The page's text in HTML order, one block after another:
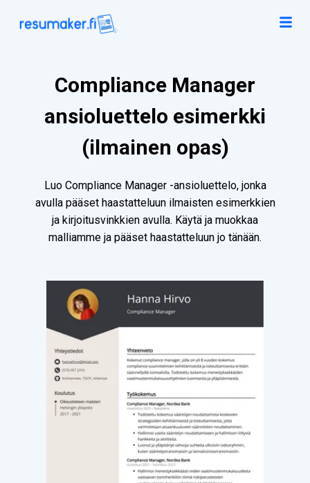
Compliance Manager
ansioluettelo esimerkki
(ilmainen opas)
Luo Compliance Manager -ansioluettelo, jonka
avulla pääset haastatteluun ilmaisten esimerkkien
ja kirjoitusvinkkien avulla. Käytä ja muokkaa
malliamme ja pääset haastatteluun jo tänään.